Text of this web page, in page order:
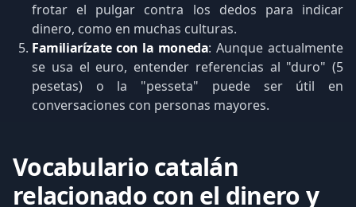
frotar el pulgar contra los dedos para indicar
dinero, como en muchas culturas.
Familiarízate con la moneda: Aunque actualmente
se usa el euro, entender referencias al "duro" (5
pesetas) o la "pesseta" puede ser útil en
conversaciones con personas mayores.
Vocabulario catalán
relacionado con el dinero y